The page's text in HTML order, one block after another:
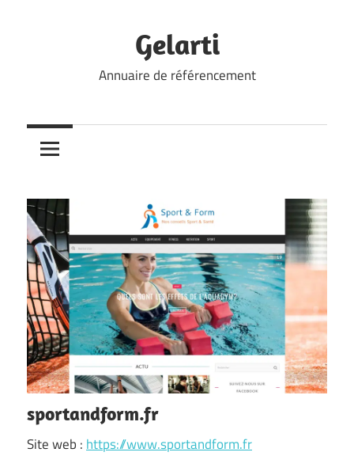
Gelarti
Annuaire de référencement
sportandform.fr
Site web : https://www.sportandform.fr